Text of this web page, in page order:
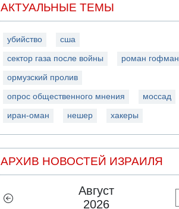
АКТУАЛЬНЫЕ ТЕМЫ
убийство сша
сектор газа после войны роман гофман
ормузский пролив
опрос общественного мнения моссад
иран-оман нешер хакеры
АРХИВ НОВОСТЕЙ ИЗРАИЛЯ
Август
2026